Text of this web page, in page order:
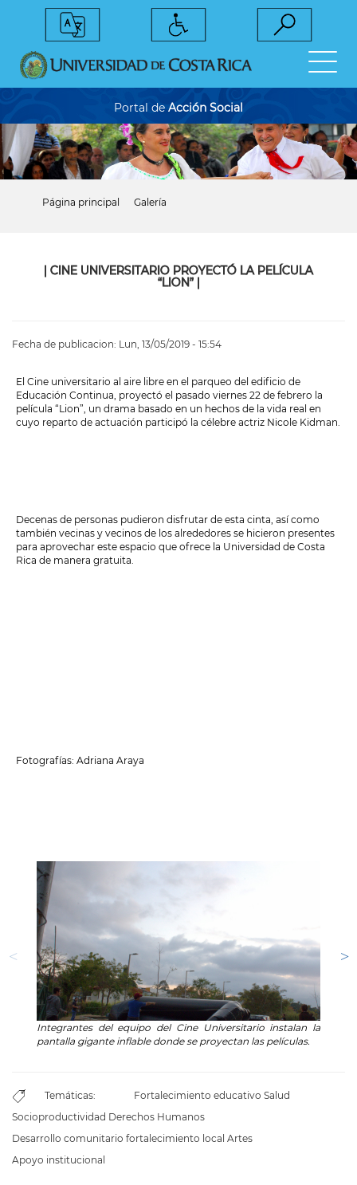
Portal de Acción Social
Página principal Galería
CINE UNIVERSITARIO PROYECTÓ LA PELÍCULA
“LION”|
Fecha de publicacion: Lun, 13/05/2019 - 15:54
El Cine universitario al aire libre en el parqueo del edificio de
Educación Continua, proyectó el pasado viernes 22 de febrero la
película “Lion”, un drama basado en un hechos de la vida real en
cuyo reparto de actuación participó la célebre actriz Nicole Kidman.
Decenas de personas pudieron disfrutar de esta cinta, así como
también vecinas y vecinos de los alrededores se hicieron presentes
para aprovechar este espacio que ofrece la Universidad de Costa
Rica de manera gratuita.
Fotografías: Adriana Araya
Integrantes del equipo del Cine Universitario instalan la
pantalla gigante inflable donde se proyectan las películas.
Temáticas: Fortalecimiento educativo Salud
Socioproductividad Derechos Humanos
Desarrollo comunitario fortalecimiento local Artes
Apoyo institucional